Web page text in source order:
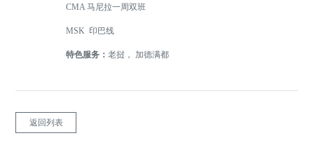
CMA 马尼拉一周双班
MSK 印巴线
特色服务：老挝， 加德满都
返回列表